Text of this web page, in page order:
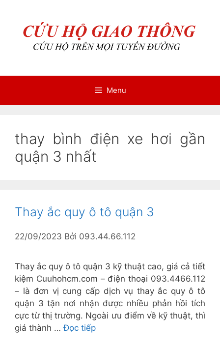
Menu
thay bình điện xe hơi gần
quận 3 nhất
Thay ắc quy ô tô quận 3
22/09/2023 Bởi 093.44.66.112
Thay ắc quy ô tô quận 3 kỹ thuật cao, giá cả tiết
kiệm Cuuhohcm.com – điện thoại 093.4466.112
– là đơn vị cung cấp dịch vụ thay ắc quy ô tô
quận 3 tận nơi nhận được nhiều phản hồi tích
cực từ thị trường. Ngoài ưu điểm về kỹ thuật, thì
giá thành …Đọc tiếp